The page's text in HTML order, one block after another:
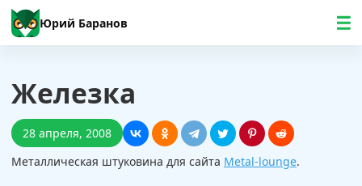
Юрий Баранов
Железка
28 апреля, 2008
Металлическая штуковина для сайта Metal-lounge.